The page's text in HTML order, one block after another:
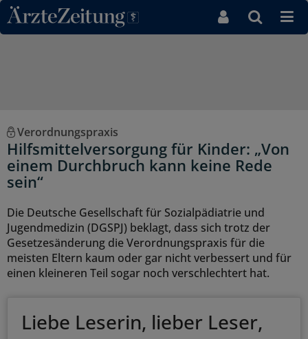
Direkt zum Inhaltsbereich
Verordnungspraxis
Hilfsmittelversorgung für Kinder: „Von
einem Durchbruch kann keine Rede
sein“
Die Deutsche Gesellschaft für Sozialpädiatrie und
Jugendmedizin (DGSPJ) beklagt, dass sich trotz der
Gesetzesänderung die Verordnungspraxis für die
meisten Eltern kaum oder gar nicht verbessert und für
einen kleineren Teil sogar noch verschlechtert hat.
Liebe Leserin, lieber Leser,